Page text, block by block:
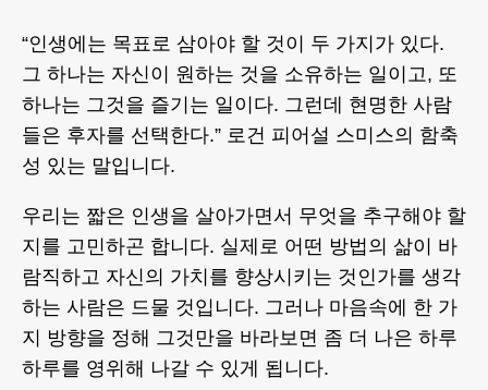
“인생에는 목표로 삼아야 할 것이 두 가지가 있다.
그 하나는 자신이 원하는 것을 소유하는 일이고, 또
하나는 그것을 즐기는 일이다. 그런데 현명한 사람
들은 후자를 선택한다.” 로건 피어설 스미스의 함축
성 있는 말입니다.
우리는 짧은 인생을 살아가면서 무엇을 추구해야 할
지를 고민하곤 합니다. 실제로 어떤 방법의 삶이 바
람직하고 자신의 가치를 향상시키는 것인가를 생각
하는 사람은 드물 것입니다. 그러나 마음속에 한 가
지 방향을 정해 그것만을 바라보면 좀 더 나은 하루
하루를 영위해 나갈 수 있게 됩니다.